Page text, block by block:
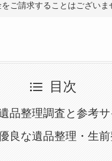
ご請求することはございま
目次
品整理調査と参考
良な遺品整理・生